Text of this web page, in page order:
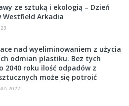
ze sztuką i ekologią – Dzień
Westfield Arkadia
nad wyeliminowaniem z użycia
odmian plastiku. Bez tych
2040 roku ilość odpadów z
może się potroić
2022